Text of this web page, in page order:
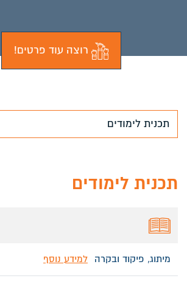
רוצה עוד פרטים!
תכנית לימודים
תכנית לימודים
מיתוג, פיקוד ובקרה למידע נוסף